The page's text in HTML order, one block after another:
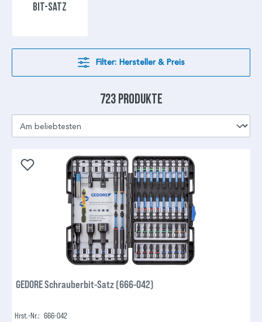
BIT-SATZ
Filter: Hersteller & Preis
723 Produkte
GEDORE Schrauberbit-Satz (666-042)
Hrst.-Nr.: 666-042